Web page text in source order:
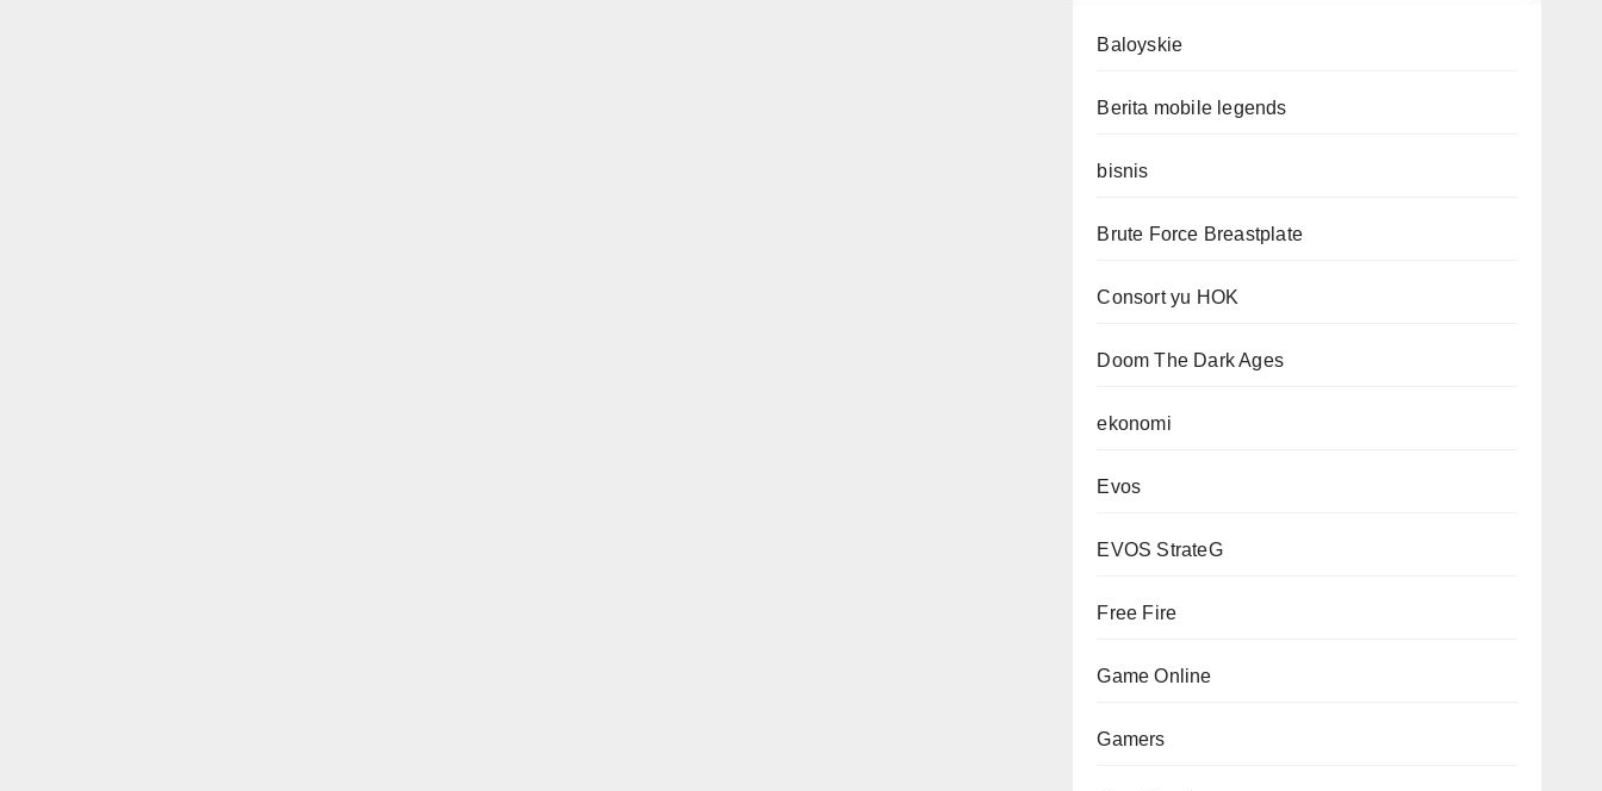
Baloyskie
Berita mobile legends
bisnis
Brute Force Breastplate
Consort yu HOK
Doom The Dark Ages
ekonomi
Evos
EVOS StrateG
Free Fire
Game Online
Gamers